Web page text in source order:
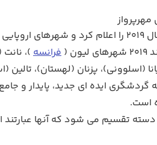
اتحادیه اروپا شهرهای برگزیده گردشگری سال
(
فرانسه )، نانت
(اسلوونی)، پزنان (لهستان)، تالین
گردشگری ایده ای جدید، پایدار و
است.
تقسیم می شود که آنها عبارتند